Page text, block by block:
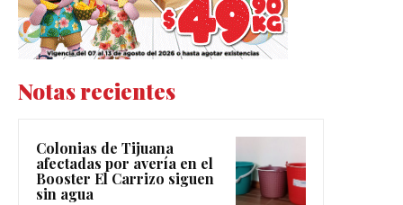
Notas recientes
Colonias de Tijuana
afectadas por avería en el
Booster El Carrizo siguen
sin agua